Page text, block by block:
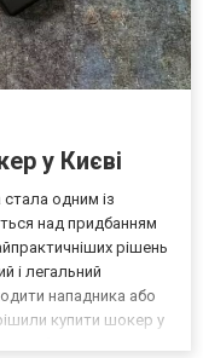
у Києві
одним із
над придбанням
рішень
і легальний
нападника або
купити шокер у